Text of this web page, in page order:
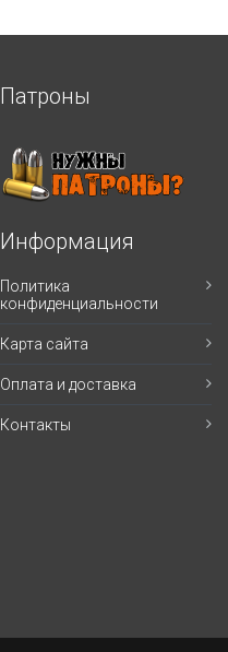
Патроны
Информация
Политика
конфиденциальности
Карта сайта
Оплата и доставка
Контакты